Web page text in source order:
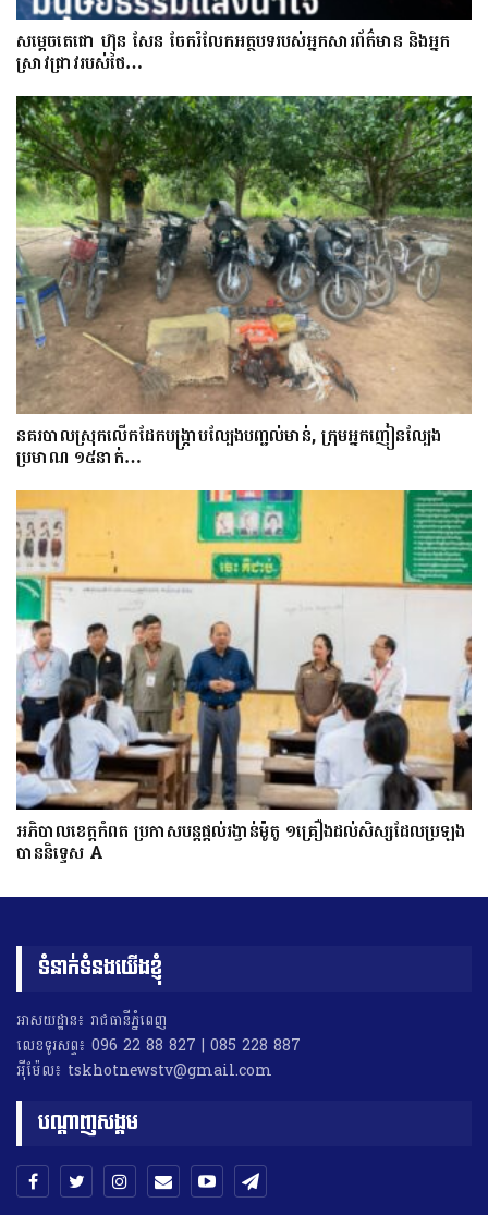
សម្តេចតេជោ ហ៊ុន សែន ចែករំលែកអត្ថបទរបស់អ្នកសារព័ត៌មាន និងអ្នក
ស្រាវជ្រាវរបស់ថៃ…
នគរបាលស្រុកលើកដែកបង្ក្រាបល្បែងបញ្ជល់មាន់, ក្រុមអ្នកញៀនល្បែង
ប្រមាណ ១៥នាក់…
អភិបាលខេត្តកំពត ប្រកាសបន្តផ្តល់រង្វាន់ម៉ូតូ ១គ្រឿងដល់សិស្សដែលប្រឡង
បាននិទ្ទេស A
ទំនាក់ទំនងយើងខ្ញុំ
អាសយដ្ឋាន៖ រាជធានីភ្នំពេញ
លេខទូរសព្ទ៖ 096 22 88 827 | 085 228 887
អុីម៉ែល៖ tskhotnewstv@gmail.com
បណ្តាញសង្គម